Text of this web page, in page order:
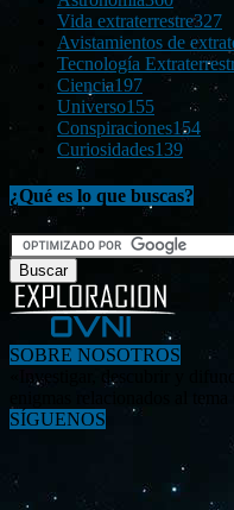
Vida extraterrestre327
Avistamientos de
Tecnología
Ciencia197
Universo155
Conspiraciones154
Curiosidades139
¿Qué es lo que buscas?
SOBRE NOSOTROS
«Investigar, descubrir y
enigmas relacionados al
SÍGUENOS